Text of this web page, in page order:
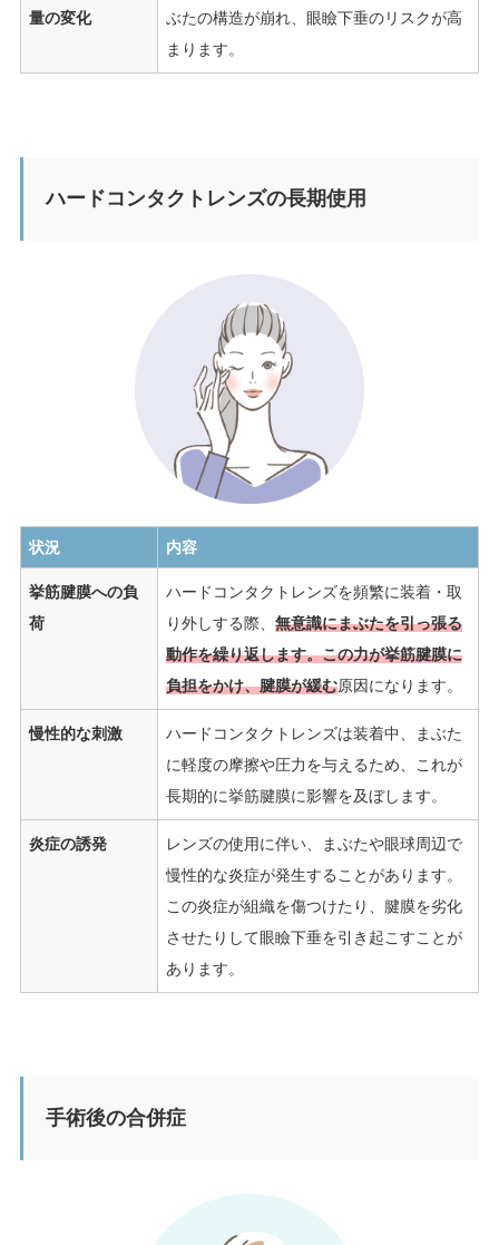
量の変化
ぶたの構造が崩れ、眼瞼下垂のリスクが高
まります。
ハードコンタクトレンズの長期使用
状況 内容
挙筋腱膜への負
荷
ハードコンタクトレンズを頻繁に装着・取
り外しする際、 無意識にまぶたを引っ張る
動作を繰り返します。この力が挙筋腱膜に
負担をかけ、腱膜が緩む原因になります。
慢性的な刺激
ハードコンタクトレンズは装着中、まぶた
に軽度の摩擦や圧力を与えるため、これが
長期的に挙筋腱膜に影響を及ぼします。
炎症の誘発
レンズの使用に伴い、まぶたや眼球周辺で
慢性的な炎症が発生することがあります。
この炎症が組織を傷つけたり、腱膜を劣化
させたりして眼瞼下垂を引き起こすことが
あります。
手術後の合併症